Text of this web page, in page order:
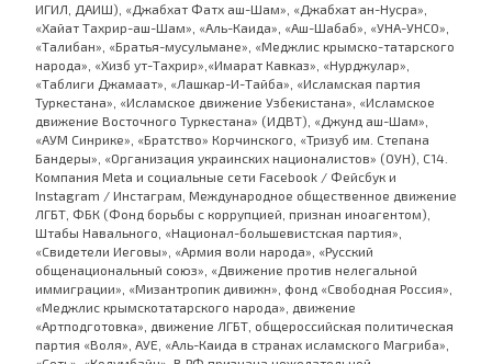
ИГИЛ, ДАИШ), «Джабхат Фатх аш-Шам», «Джабхат ан-Нусра»,
«Хайат Тахрир-аш-Шам», «Аль-Каида», «Аш-Шабаб», «УНА-УНСО»,
«Талибан», «Братья-мусульмане», «Меджлис крымско-татарского
народа», «Хизб ут-Тахрир»,«Имарат Кавказ», «Нурджулар»,
«Таблиги Джамаат», «Лашкар-И-Тайба», «Исламская партия
Туркестана», «Исламское движение Узбекистана», «Исламское
движение Восточного Туркестана» (ИДВТ), «Джунд аш-Шам»,
«АУМ Синрике», «Братство» Корчинского, «Тризуб им. Степана
Бандеры», «Организация украинских националистов» (ОУН), С14.
Компания Meta и социальные сети Facebook / Фейсбук и
Instagram / Инстаграм, Международное общественное движение
ЛГБТ, ФБК (Фонд борьбы с коррупцией, признан иноагентом),
Штабы Навального, «Национал-большевистская партия»,
«Свидетели Иеговы», «Армия воли народа», «Русский
общенациональный союз», «Движение против нелегальной
иммиграции», «Мизантропик дивижн», фонд «Свободная Россия»,
«Меджлис крымскотатарского народа», движение
«Артподготовка», движение ЛГБТ, общероссийская политическая
партия «Воля», АУЕ, «Аль-Каида в странах исламского Магриба»,